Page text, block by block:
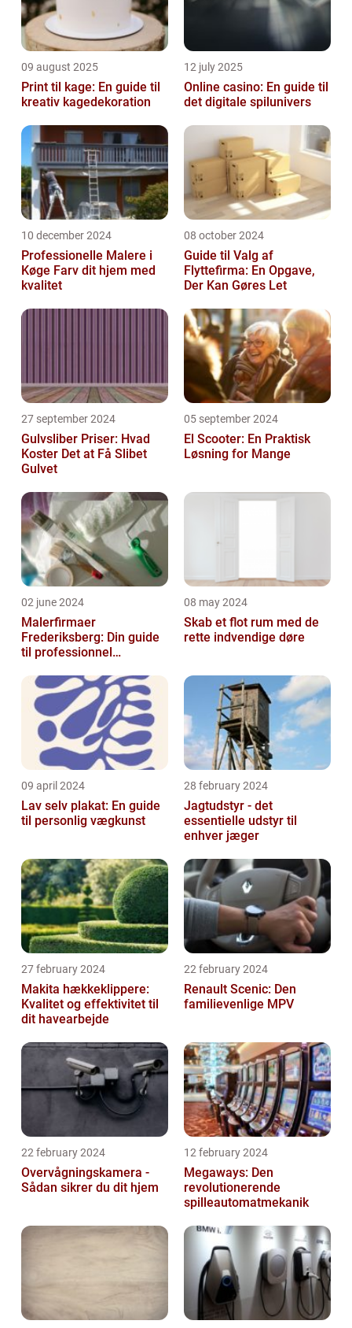
09 august 2025
Print til kage: En guide til
kreativ kagedekoration
12 july 2025
Online casino: En guide til
det digitale spilunivers
10 december 2024
Professionelle Malere i
Køge Farv dit hjem med
kvalitet
08 october 2024
Guide til Valg af
Flyttefirma: En Opgave,
Der Kan Gøres Let
27 september 2024
Gulvsliber Priser: Hvad
Koster Det at Få Slibet
Gulvet
05 september 2024
El Scooter: En Praktisk
Løsning for Mange
02 june 2024
Malerfirmaer
Frederiksberg: Din guide
til professionnel
08 may 2024
Skab et flot rum med de
rette indvendige døre
09 april 2024
Lav selv plakat: En guide
til personlig vægkunst
28 february 2024
Jagtudstyr - det
essentielle udstyr til
enhver jæger
27 february 2024
Makita hækkeklippere:
Kvalitet og effektivitet til
dit havearbejde
22 february 2024
Renault Scenic: Den
familievenlige MPV
22 february 2024
Overvågningskamera -
Sådan sikrer du dit hjem
12 february 2024
Megaways: Den
revolutionerende
spilleautomatmekanik